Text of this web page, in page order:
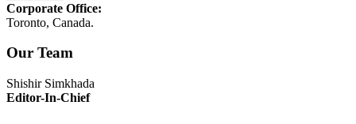
Corporate Office:
Toronto, Canada.
Our Team
Shishir Simkhada
Editor-In-Chief